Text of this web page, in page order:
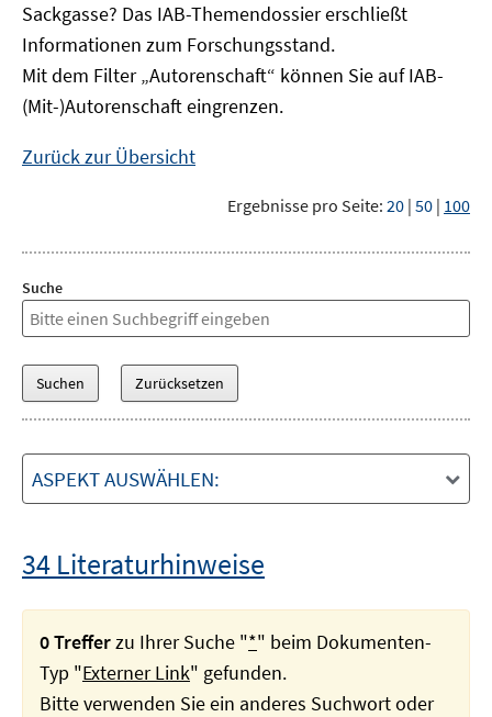
Sackgasse? Das IAB-Themendossier erschließt
Informationen zum Forschungsstand.
Mit dem Filter „Autorenschaft“ können Sie auf IAB-
(Mit-)Autorenschaft eingrenzen.
Zurück zur Übersicht
Ergebnisse pro Seite: 20 | 50 | 100
Suche
ASPEKT AUSWÄHLEN:
34 Literaturhinweise
0 Trefferzu Ihrer Suche "*" beim Dokumenten-
Typ "Externer Link" gefunden.
Bitte verwenden Sie ein anderes Suchwort oder